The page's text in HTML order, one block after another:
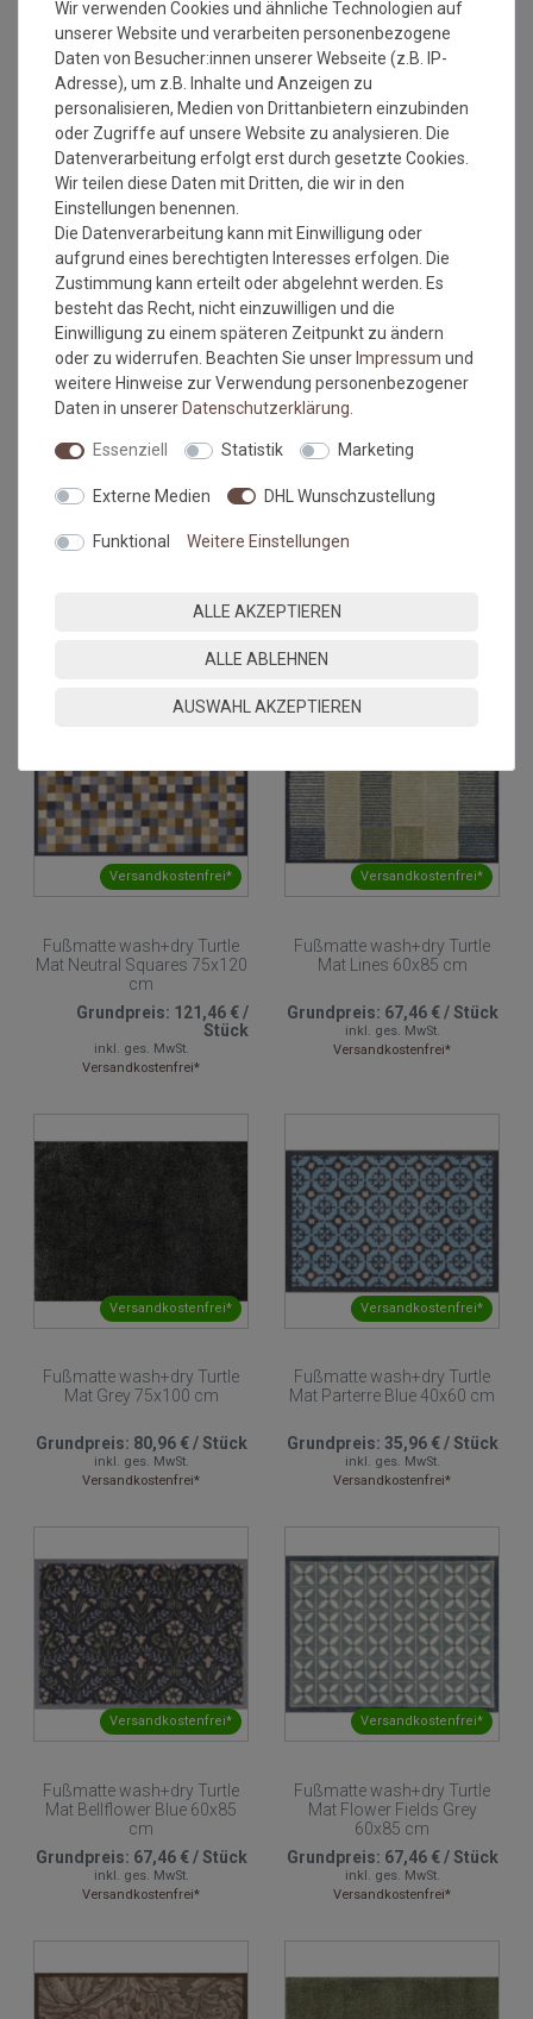
Versandkostenfrei*
Fußmatte wash+dry Turtle
Mat Beach Huts Blue 60x85
cm
Grundpreis:67,46 €/Stück
inkl. ges. MwSt.
Versandkostenfrei*
Versandkostenfrei*
Fußmatte wash+dry Turtle
Mat Flock Green 40x60 cm
Grundpreis:35,96 €
Versandkostenfrei*
Versandkostenfrei*
Fußmatte wash+dry Turtle
Mat Flock Green 60x85 cm
Versandkostenfrei*
Fußmatte wash+dry Turtle
Mat Pop Flowers Neutral
Versandkostenfrei*
Fußmatte wash+dry Turtle
Mat Neutral Squares 75x120
cm
Grundpreis: 121,46 €/
Stück
inkl. ges. MwSt.
Versandkostenfrei*
Versandkostenfrei*
Fußmatte wash+dry Turtle
Mat Lines 60x85 cm
Grundpreis: 67,46 €/Stück
inkl. ges. MwSt.
Versandkostenfrei*
Versandkostenfrei*
Fußmatte wash+dry Turtle
Mat Grey 75x100 cm
Grundpreis: 80,96 €/Stück
inkl. ges. MwSt.
Versandkostenfrei*
Versandkostenfrei*
Fußmatte wash+dry Turtle
Mat Parterre Blue 40x60 cm
Grundpreis: 35,96 €/Stück
inkl. ges. MwSt.
Versandkostenfrei*
Versandkostenfrei*
Fußmatte wash+dry Turtle
Mat Bellflower Blue 60x85
cm
Grundpreis: 67,46 €/Stück
inkl. ges. MwSt.
Versandkostenfrei*
Versandkostenfrei*
Fußmatte wash+dry Turtle
Mat Flower Fields Grey
60x85 cm
Grundpreis: 67,46 €/Stück
inkl. ges. MwSt.
Versandkostenfrei*
Wir verwenden Cookies und ähnliche Technologien auf
unserer Website und verarbeiten personenbezogene
Daten von Besucher:innen unserer Webseite (z.B. IP-
Adresse), um z.B. Inhalte und Anzeigen zu
personalisieren, Medien von Drittanbietern einzubinden
oder Zugriffe auf unsere Website zu analysieren. Die
Datenverarbeitung erfolgt erst durch gesetzte Cookies.
Wir teilen diese Daten mit Dritten, die wir in den
Einstellungen benennen.
Die Datenverarbeitung kann mit Einwilligung oder
aufgrund eines berechtigten Interesses erfolgen. Die
Zustimmung kann erteilt oder abgelehnt werden. Es
besteht das Recht, nicht einzuwilligen und die
Einwilligung zu einem späteren Zeitpunkt zu ändern
oder zu widerrufen. Beachten Sie unser Impressum und
weitere Hinweise zur Verwendung personenbezogener
Daten in unserer Daten­schutz­erklärung
Essenziell Statistik Marketing
Externe Medien DHL Wunschzustellung
Funktional Weitere Einstellungen
ALLE AKZEPTIEREN
ALLE ABLEHNEN
AUSWAHL AKZEPTIEREN